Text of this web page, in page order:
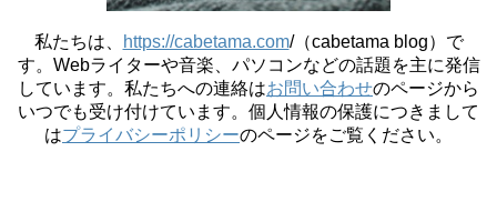
私たちは、 https://cabetama.com/（cabetama blog）で
す。 Webライターや音楽、パソコンなどの話題を主に発信
しています。私たちへの連絡はお問い合わせのページから
いつでも受け付けています。個人情報の保護につきまして
はプライバシーポリシーのページをご覧ください。